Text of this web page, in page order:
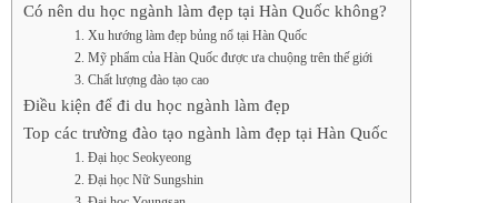
Có nên du học ngành làm đẹp tại Hàn Quốc không?
1. Xu hướng làm đẹp bủng nổ tại Hàn Quốc
2. Mỹ phẩm của Hàn Quốc được ưa chuộng trên thế giới
3. Chất lượng đào tạo cao
Điều kiện để đi du học ngành làm đẹp
Top các trường đào tạo ngành làm đẹp tại Hàn Quốc
1. Đại học Seokyeong
2. Đại học Nữ Sungshin